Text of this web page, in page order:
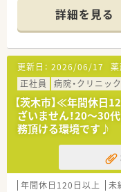
がほとんどありま
■在宅復帰をご希
望者への急性期病
院後の不安が軽減
を多職種で行って
■法人としてデジ
率が良くなってい
■療養型病院と同
薬剤知識を学ぶこ
■リハビリが充実
聴覚士が患者様の
ます。
≪業務内容≫
■入院患者様の調
詳細を見る
更新日： 2026/06/17 薬
正社員
病院・クリニック
【茨木市】≪年間休日
ざいません！20～30
務頂ける環境です♪
年間休日120日以上 未